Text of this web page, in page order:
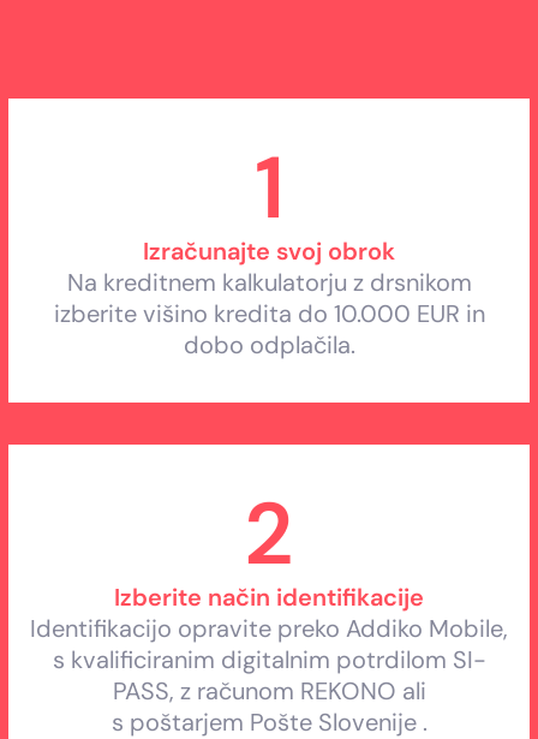
1
Izračunajte svoj obrok
Na kreditnem kalkulatorju z drsnikom
izberite višino kredita do 10.000 EUR in
dobo odplačila.
2
Izberite način identifikacije
Identifikacijo opravite preko Addiko Mobile,
s kvalificiranim digitalnim potrdilom SI-
PASS, z računom REKONO ali
s poštarjem Pošte Slovenije .